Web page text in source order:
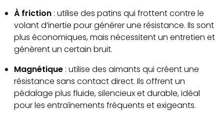
À friction : utilise des patins qui frottent contre le
volant d’inertie pour générer une résistance. Ils sont
plus économiques, mais nécessitent un entretien et
génèrent un certain bruit.
Magnétique : utilise des aimants qui créent une
résistance sans contact direct. Ils offrent un
pédalage plus fluide, silencieux et durable, idéal
pour les entraînements fréquents et exigeants.